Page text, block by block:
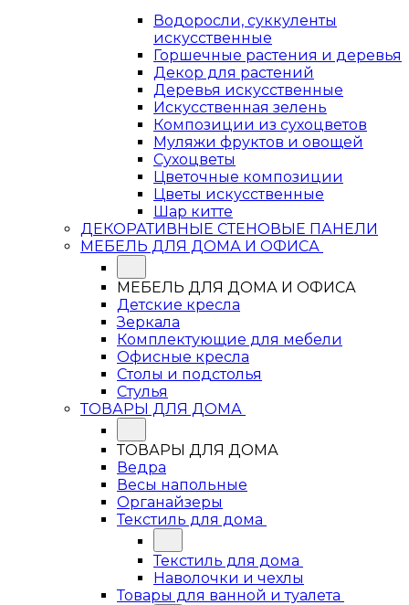
Водоросли, суккуленты
искусственные
Горшечные растения и деревья
Декор для растений
Деревья искусственные
Искусственная зелень
Композиции из сухоцветов
Муляжи фруктов и овощей
Сухоцветы
Цветочные композиции
Цветы искусственные
Шар китте
ДЕКОРАТИВНЫЕ СТЕНОВЫЕ ПАНЕЛИ
МЕБЕЛЬ ДЛЯ ДОМА И ОФИСА
МЕБЕЛЬ ДЛЯ ДОМА И ОФИСА
Детские кресла
Зеркала
Комплектующие для мебели
Офисные кресла
Столы и подстолья
Стулья
ТОВАРЫ ДЛЯ ДОМА
ТОВАРЫ ДЛЯ ДОМА
Ведра
Весы напольные
Органайзеры
Текстиль для дома
Текстиль для дома
Наволочки и чехлы
Товары для ванной и туалета